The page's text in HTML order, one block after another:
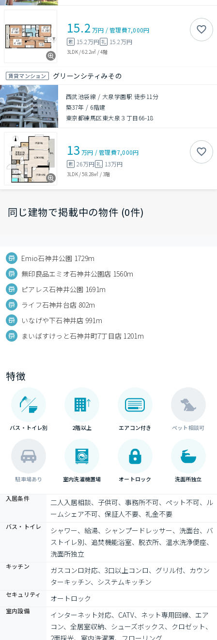
15.2 万円 /管理費7,000円
敷 15.2万円 礼 15.2万円
3LDK/62.2㎡ /4階
賃貸マンション グリーンシティみその
西武池袋線 / 大泉学園駅 徒歩11分
築37年 / 6階建
東京都練馬区東大泉３丁目66-18
13 万円 /管理費7,000円
敷 26万円 礼 13万円
3LDK/58.28㎡ /3階
同じ建物で掲載中の物件 (0件)
Emio石神井公園 1729m
無印良品エミオ石神井公園店 1560m
ピアレス石神井公園 1691m
ライフ石神井台店 802m
いなげや下石神井店 991m
まいばすけっと石神井町7丁目店 1201m
特徴
バス・トイレ別 2階以上 エアコン付き ペット相談可
駐車場あり 室内洗濯機置場 オートロック 洗面所独立
入居条件
二人入居相談、子供可、事務所不可、ペット不可、ル
ームシェア不可、保証人不要、礼金不要
バス・トイレ
シャワー、給湯、シャンプードレッサー、洗面台、バ
ストイレ別、追焚機能浴室、脱衣所、温水洗浄便座、
洗面所独立
キッチン
ガスコンロ対応、3口以上コンロ、グリル付、カウン
ターキッチン、システムキッチン
セキュリティ オートロック
室内設備
インターネット対応、CATV、ネット専用回線、エア
コン、全居室収納、シューズボックス、クロゼット、
2面採光、室内洗濯置、フローリング